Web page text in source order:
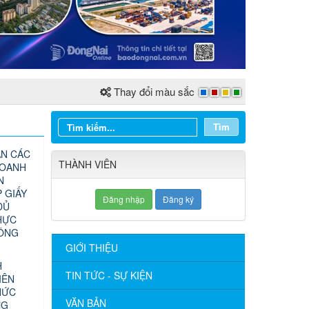
Thay đổi màu sắc
Tìm
THÀNH VIÊN
Đăng nhập Đăng ký
GIỚI THIỆU
TIN TỨC - SỰ KIỆN
VĂN BẢN
CÁC
GIẤY